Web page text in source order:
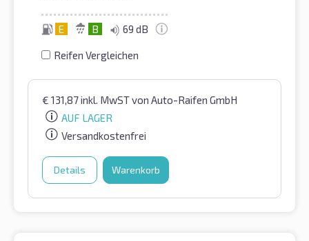
E B 69 dB
Reifen Vergleichen
€ 131,87inkl. MwSTvon Auto-Raifen GmbH
AUF LAGER
Versandkostenfrei
Details Warenkorb